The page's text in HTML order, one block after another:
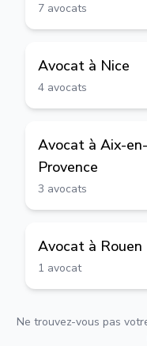
7 avocats
Avocat à Nice
4 avocats
Avocat à Aix-en-
Provence
3 avocats
Avocat à Rouen
1 avocat
Ne trouvez-vous pas